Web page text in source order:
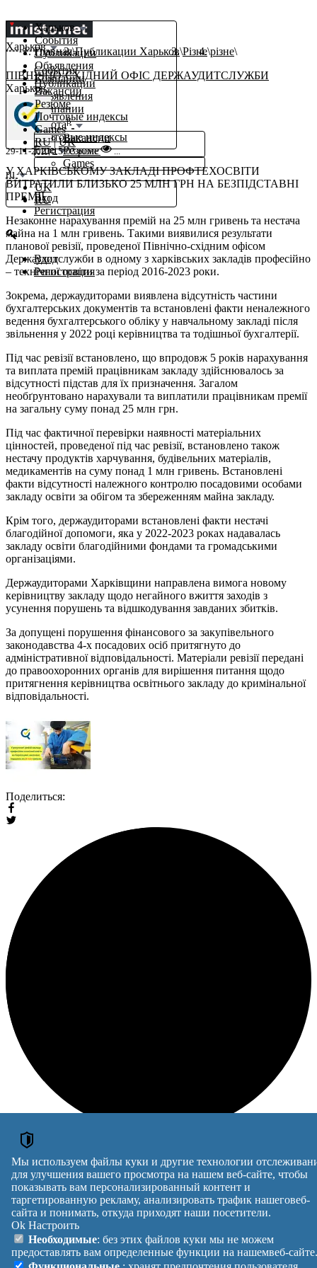
Харьков
События
Публикации
Объявления
Компании
Вакансии
Резюме
Почтовые индексы
Games
RU|UK
Харьков
События
Публикации
Объявления
Компании
Работаβ
Вакансии
Резюме
Почтовые индексы
Еще
Games
ru
UK
RU
Вход
Регистрация
Вход
Регистрация
Главная Публикации Харьков Різне різне
ПІВНІЧНО-СХІДНИЙ ОФІС ДЕРЖАУДИТСЛУЖБИ
Харьков,
29-11-2023 15:03різне ...
У ХАРКІВСЬКОМУ ЗАКЛАДІ ПРОФТЕХОСВІТИ
ВИТРАТИЛИ БЛИЗЬКО 25 МЛН ГРН НА БЕЗПІДСТАВНІ
ПРЕМІЇ
Незаконне нарахування премій на 25 млн гривень та нестача
майна на 1 млн гривень. Такими виявилися результати
планової ревізії, проведеної Північно-східним офісом
Держаудитслужби в одному з харківських закладів професійно
– технічної освіти за період 2016-2023 роки.
Зокрема, держаудиторами виявлена відсутність частини
бухгалтерських документів та встановлені факти неналежного
ведення бухгалтерського обліку у навчальному закладі після
звільнення у 2022 році керівництва та тодішньої бухгалтерії.
Під час ревізії встановлено, що впродовж 5 років нарахування
та виплата премій працівникам закладу здійснювалось за
відсутності підстав для їх призначення. Загалом
необґрунтовано нарахували та виплатили працівникам премії
на загальну суму понад 25 млн грн.
Під час фактичної перевірки наявності матеріальних
цінностей, проведеної під час ревізії, встановлено також
нестачу продуктів харчування, будівельних матеріалів,
медикаментів на суму понад 1 млн гривень. Встановлені
факти відсутності належного контролю посадовими особами
закладу освіти за обігом та збереженням майна закладу.
Крім того, держаудиторами встановлені факти нестачі
благодійної допомоги, яка у 2022-2023 роках надавалась
закладу освіти благодійними фондами та громадськими
організаціями.
Держаудиторами Харківщини направлена вимога новому
керівництву закладу щодо негайного вжиття заходів з
усунення порушень та відшкодування завданих збитків.
За допущені порушення фінансового за закупівельного
законодавства 4-х посадових осіб притягнуто до
адміністративної відповідальності. Матеріали ревізії передані
до правоохоронних органів для вирішення питання щодо
притягнення керівництва освітнього закладу до кримінальної
відповідальності.
Поделиться:
ОБЪЯВЛЕНИЯ
Курси кухар, кондитер, сушист, піццеолі, пекар, бармен,
баріст, кальянщик
Микрокреды онлайн
Перевозки Харьков переезды.
Харьков Перевозка.
Объявления →
Мы используем файлы куки и другие технологии
для улучшения вашего просмотра на нашем веб-сайте, чтобы
показывать вам персонализированный контент и
таргетированную рекламу, анализировать трафик нашеговеб-
сайта и понимать, откуда приходят наши посетители.
Ok Настроить
Необходимые: без этих файлов куки мы не можем
предоставлять вам определенные функции на нашемвеб-сайте.